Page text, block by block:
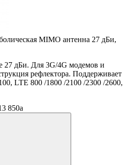
MIMO антенна 27 дБи,
27 дБи. Для 3G/4G модемов и
рефлектора. Поддерживает
LTE 800 /1800 /2100 /2300 /2600,
850a